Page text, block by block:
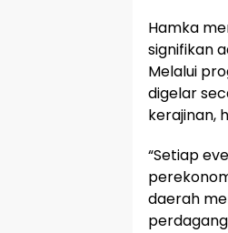
Hamka
signifikan
Melalui
digelar
kerajinan,
“Setiap
daerah